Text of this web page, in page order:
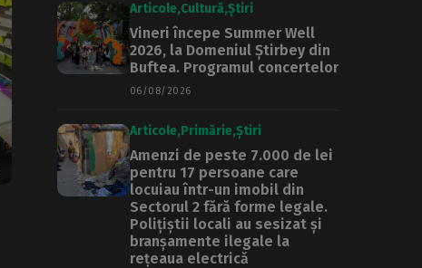
Articole Cultură Știri
Vineri începe Summer Well
2026, la Domeniul Știrbey din
Buftea. Programul concertelor
06/08/2026
Articole Primărie Știri
Amenzi de peste 7.000 de lei
pentru 17 persoane care
locuiau într-un imobil din
Sectorul 2 fără forme legale.
Polițiștii locali au sesizat și
branșamente ilegale la
rețeaua electrică